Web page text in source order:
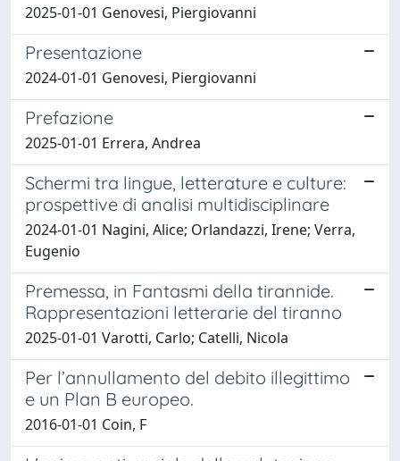
2025-01-01 Genovesi, Piergiovanni
Presentazione
2024-01-01 Genovesi, Piergiovanni
Prefazione
2025-01-01 Errera, Andrea
Schermi tra lingue, letterature e culture:
prospettive di analisi multidisciplinare
2024-01-01 Nagini, Alice; Orlandazzi, Irene; Verra,
Eugenio
Premessa, in Fantasmi della tirannide.
Rappresentazioni letterarie del tiranno
2025-01-01 Varotti, Carlo; Catelli, Nicola
Per l’annullamento del debito illegittimo
e un Plan B europeo.
2016-01-01 Coin, F